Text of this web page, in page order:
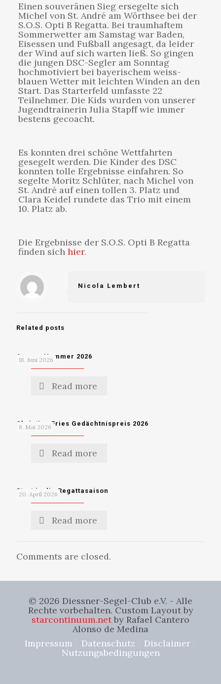
Einen souveränen Sieg ersegelte sich
Michel von St. André am Wörthsee bei der
S.O.S. Opti B Regatta. Bei traumhaftem
Sommerwetter am Samstag war Baden,
Eisessen und Fußball angesagt, da leider
der Wind auf sich warten ließ. So gingen
die jungen DSC-Segler am Sonntag
hochmotiviert bei bayerischem weiss-
blauen Wetter mit leichten Winden an den
Start. Das Starterfeld umfasste 22
Teilnehmer. Die Kids wurden von unserer
Jugendtrainerin Julia Stapff wie immer
bestens gecoacht.
Es konnten drei schöne Wettfahrten
gesegelt werden. Die Kinder des DSC
konnten tolle Ergebnisse einfahren. So
segelte Moritz Schlüter, nach Michel von
St. André auf einen tollen 3. Platz und
Clara Keidel rundete das Trio mit einem
10. Platz ab.
Die Ergebnisse der S.O.S. Opti B Regatta
finden sich hier.
Nicola Lembert
Related posts
18. Juni 2026
Ammer Hammer 2026
Read more
8. Mai 2026
Christian Fries Gedächtnispreis 2026
Read more
20. April 2026
Start in die Regattasaison
Read more
Comments are closed.
© 2026 Diessner-Segel-Club e.V. - Alle
Rechte vorbehalten. Custom Layout by
starcontinuum.netby Rafael Cantero
Alonso de Medina
Impressum
Datenschutz
Disclaimer
Nutzungsbedingungen